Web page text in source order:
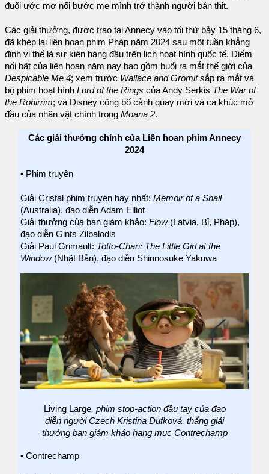
đuổi ước mơ nối bước mẹ mình trở thành người bán thịt.
Các giải thưởng, được trao tại Annecy vào tối thứ bảy 15 tháng 6,
đã khép lại liên hoan phim Pháp năm 2024 sau một tuần khẳng
định vị thế là sự kiện hàng đầu trên lịch hoạt hình quốc tế. Điểm
nổi bật của liên hoan năm nay bao gồm buổi ra mắt thế giới của
Despicable Me 4; xem trước Wallace and Gromitsắp ra mắt và
bộ phim hoạt hình Lord of the Rings của Andy Serkis The War of
the Rohirrim; và Disney công bố cảnh quay mới và ca khúc mở
đầu của nhân vật chính trong Moana 2.
Các giải thưởng chính của Liên hoan phim Annecy
2024
• Phim truyện
Giải Cristal phim truyện hay nhất: Memoir of a Snail
(Australia), đạo diễn Adam Elliot
Giải thưởng của ban giám khảo: Flow(Latvia, Bỉ, Pháp),
đạo diễn Gints Zilbalodis
Giải Paul Grimault: Totto-Chan: The Little Girl at the
Window(Nhật Bản), đạo diễn Shinnosuke Yakuwa
Living Large, phim stop-action đầu tay của đạo
diễn người Czech Kristina Dufková, thắng giải
thưởng ban giám khảo hạng mục Contrechamp
• Contrechamp